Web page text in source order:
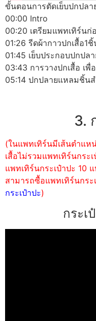
ขั้นตอนการตัดเย็บปกปลา
00:00 Intro
00:20 เตรียมแพทเทิร์นก่
01:26 รีดผ้ากาวปกเสื้อ1
01:45 เย็บประกอบปกปล
03:43 การวางปกเสื้อ เพื่
05:14 ปกปลายแหลมชิ้นส
3.
(ในแพทเทิร์นมีเส้นตำแห
เสื้อไม่รวมแพทเทิร์นกระ
แพทเทิร์นกระเป๋าปะ 10
สามารถซื้อแพทเทิร์นกระ
กระเป๋าปะ)
กระเ